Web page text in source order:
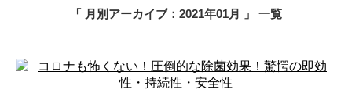
「 月別アーカイブ：2021年01月 」 一覧